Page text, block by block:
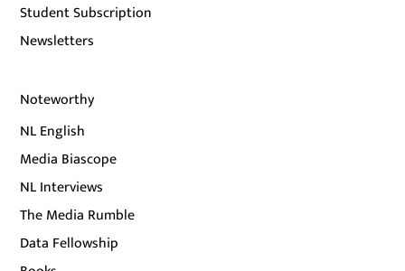
Student Subscription
Newsletters
Noteworthy
NL English
Media Biascope
NL Interviews
The Media Rumble
Data Fellowship